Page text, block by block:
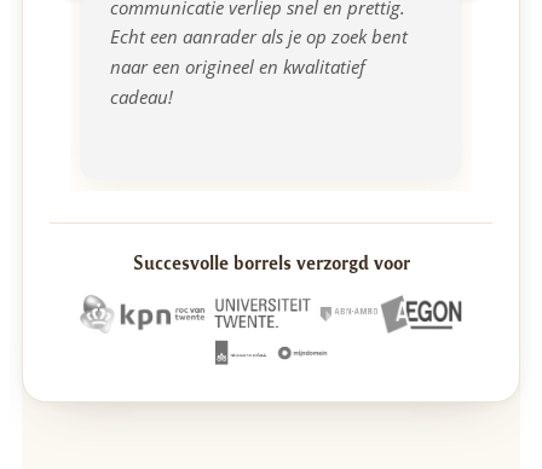
communicatie verliep snel en prettig.
Echt een aanrader als je op zoek bent
naar een origineel en kwalitatief
cadeau!
Succesvolle borrels verzorgd voor